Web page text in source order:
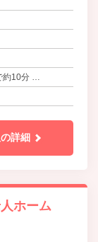
約10分
歩1分
詳細
ホーム